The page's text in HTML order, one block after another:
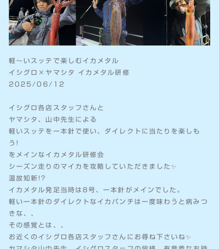
軽〜いスッテで楽しむイカメタル
イシグロ×ヤマシタ イカメタル研修
2025/06/12
イシグロ各店スタッフさんと
ヤマシタ、山中先生による
軽いスッテを一本針で使い、ダイレクトに当たりを楽しも
う!
をメインなイカメタル研修会
シーズン走りのマイカを攻略していただきました✨
温故知新!?
イカメタル発足当時は8号、一本針がメインでした。
軽い一本針のダイレクトなイカパンチは一度味わうと病みつ
きな、、
その感覚とは、、
お近くのイシグロ各店スタッフさんにお尋ね下さいね✨